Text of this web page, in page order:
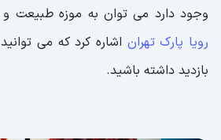
وجود دارد می توان به موزه طبیعت
رویا پارک تهران اشاره کرد که می
بازدید داشته باشید.